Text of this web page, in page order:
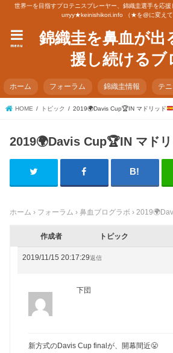
世界一を目指すプロテニスプレーヤー、錦織圭選手を応
urryy★keinishikori.info （★を@に変えて
錦織圭を鼻血が出
援し続けるブ
menu
ホーム フォーラム 錦織圭情報 テ
HOME トピック 2019🌍Davis Cup🏆IN マドリッド
2019🌍Davis Cup🏆IN マド
ホーム › フォーラム › 鼻血ブログラボ › 2019🌍
作成者 トピック
2019/11/15 20:17:29返信
下団
新方式のDavis Cup finalが、開幕間近😤